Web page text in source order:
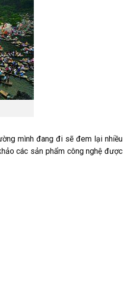
mình đang đi sẽ đem lại nhiều
các sản phẩm công nghệ được